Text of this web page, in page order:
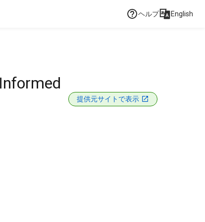
ヘルプ English
提供元サイトで表示